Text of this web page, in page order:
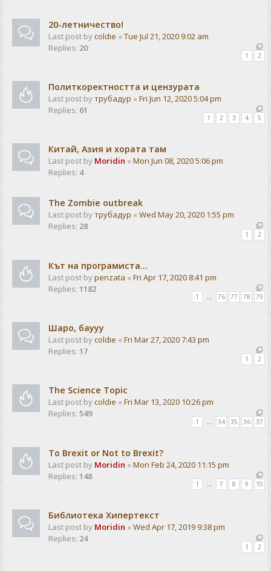
20-летничество!
Last post bycoldie « Tue Jul 21, 2020 9:02 am
Replies: 20
1 2
Политкоректността и цензурата
Last post byтрубадур « Fri Jun 12, 2020 5:04 pm
Replies: 61
1 2 3 4 5
Китай, Азия и хората там
Last post by Moridin « Mon Jun 08, 2020 5:06 pm
Replies: 4
The Zombie outbreak
Last post byтрубадур « Wed May 20, 2020 1:55 pm
Replies: 28
1 2
Кът на програмиста...
Last post bypenzata « Fri Apr 17, 2020 8:41 pm
Replies: 1182
1 … 76 77 78 79
Шаро, баууу
Last post bycoldie « Fri Mar 27, 2020 7:43 pm
Replies: 17
1 2
The Science Topic
Last post bycoldie « Fri Mar 13, 2020 10:26 pm
Replies: 549
1 34 35 36 37
To Brexit or Not to Brexit?
Last post by Moridin « Mon Feb 24, 2020 11:15 pm
Replies: 148
1 … 7 8 9 10
Библиотека Хипертекст
Last post by Moridin « Wed Apr 17, 2019 9:38 pm
Replies: 24
1 2